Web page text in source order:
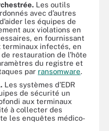
Les outils
avec d’autres
les équipes de
aux violations en
en fournissant
terminaux infectés, en
restauration de l’hôte
du registre et
par ransomware.
Les systèmes d’EDR
de sécurité un
aux terminaux
à collecter des
les enquêtes médico-